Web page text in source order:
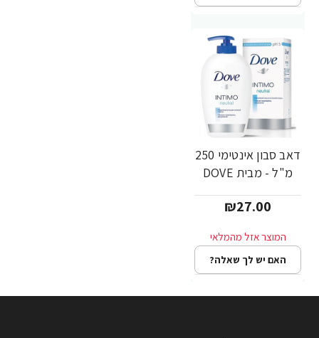
דאב סבון אינטימי 250
מ"ל - מבית DOVE
₪27.00
האם יש לך שאלה?